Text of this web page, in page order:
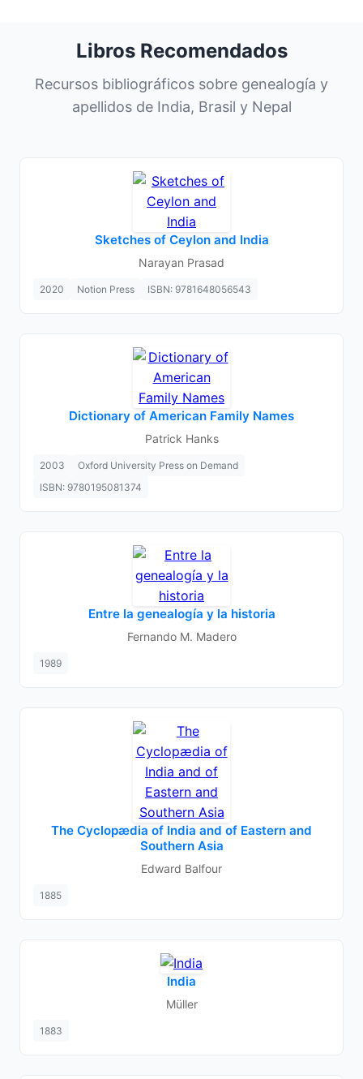
Libros Recomendados
Recursos bibliográficos sobre genealogía y
apellidos de India, Brasil y Nepal
Sketches of Ceylon and India
Narayan Prasad
2020 Notion Press ISBN: 9781648056543
Dictionary of American Family Names
Patrick Hanks
2003
Oxford University Press on Demand
ISBN: 9780195081374
Entre la genealogía y la historia
Fernando M. Madero
1989
The Cyclopædia of India and of Eastern and
Southern Asia
Edward Balfour
1885
India
Müller
1883